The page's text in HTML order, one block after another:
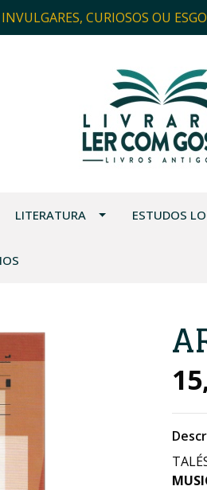
CURIOSOS OU
LITERATURA ESTUDOS